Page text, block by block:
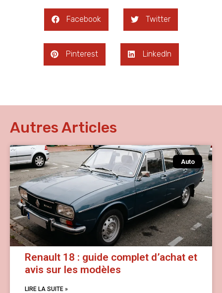
Facebook Twitter
Pinterest LinkedIn
Autres Articles
Auto
Renault 18 : guide complet d’achat et
avis sur les modèles
LIRE LA SUITE »